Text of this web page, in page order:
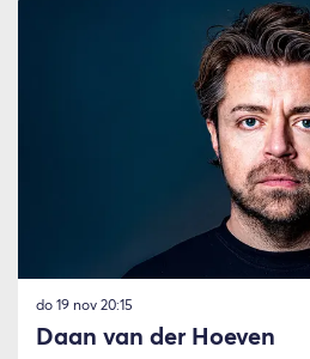
Daan van der Hoeven
do 19 nov 20:15